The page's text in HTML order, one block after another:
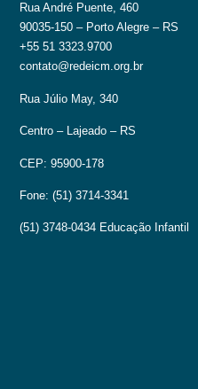
Rua André Puente, 460
90035-150 – Porto Alegre – RS
+55 51 3323.9700
contato@redeicm.org.br
Rua Júlio May, 340
Centro – Lajeado – RS
CEP: 95900-178
Fone: (51) 3714-3341
(51) 3748-0434 Educação Infantil